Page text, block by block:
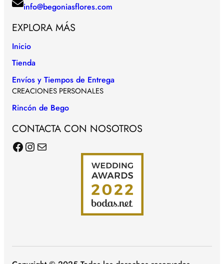
info@begoniasflores.com
EXPLORA MÁS
Inicio
Tienda
Envíos y Tiempos de Entrega
CREACIONES PERSONALES
Rincón de Bego
CONTACTA CON NOSOTROS
Facebook Instagram Correo electrónico